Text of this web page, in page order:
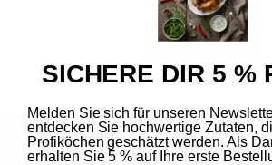
Koji &
SICHERE DIR 5 %
Melden Sie sich für unseren
entdecken Sie hochwertige Zutaten,
Profiköchen geschätzt werden. Als
erhalten Sie 5 % auf Ihre erste